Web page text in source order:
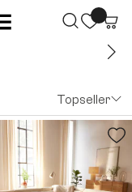
Topseller